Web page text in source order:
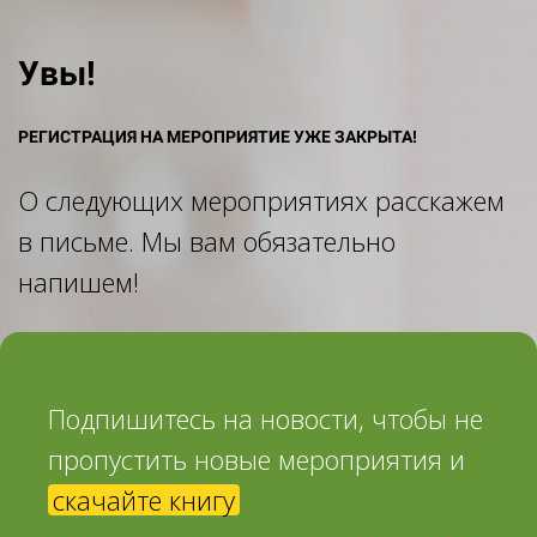
Увы!
РЕГИСТРАЦИЯ НА МЕРОПРИЯТИЕ УЖЕ ЗАКРЫТА!
О следующих мероприятиях расскажем
в письме. Мы вам обязательно
напишем!
Подпишитесь на новости, чтобы не
пропустить новые мероприятия и
скачайте книгу